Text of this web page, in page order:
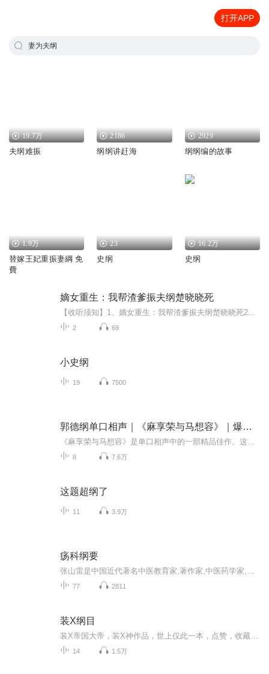
打开APP
妻为夫纲
19.7万
夫纲难振
2186
纲纲讲赶海
2929
纲纲编的故事
1.9万
替嫁王妃重振妻綱 免
費
23
史纲
16.2万
史纲
嫡女重生：我帮渣爹振夫纲楚晓晓死
2 69
小史纲
19 7500
郭德纲单口相声｜《麻享荣与马想容》｜爆笑夫妻趣事经典
8 7.6万
这题超纲了
11 3.9万
疡科纲要
77 2811
装X纲目
14 1.5万